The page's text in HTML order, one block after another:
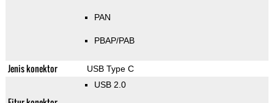
PAN
PBAP/PAB
Jenis konektor USB Type C
USB 2.0